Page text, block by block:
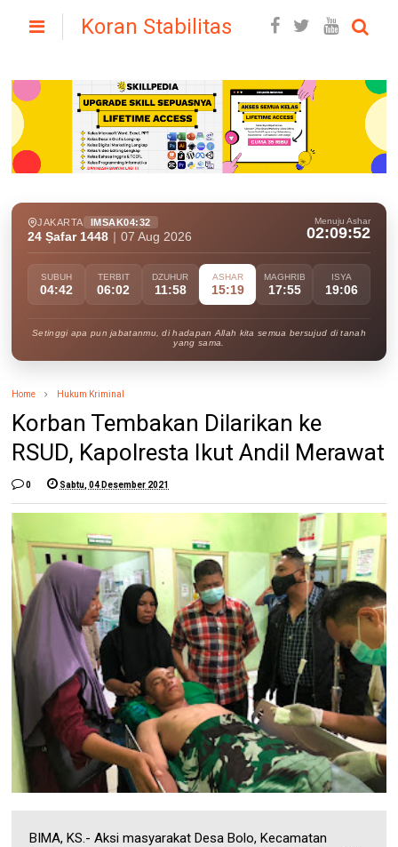
Koran Stabilitas
JAKARTA IMSAK04:32
24 Ṣafar 1448 07 Aug 2026
Menuju Ashar
02:09:50
SUBUH
04:42
TERBIT
06:02
DZUHUR
11:58
ASHAR
15:19
MAGHRIB
17:55
ISYA
19:06
Setinggi apa pun jabatanmu, di hadapan Allah kita semua bersujud di tanah
yang sama.
Home Hukum Kriminal
Korban Tembakan Dilarikan ke
RSUD, Kapolresta Ikut Andil Merawat
0 Sabtu, 04 Desember 2021
BIMA, KS.- Aksi masyarakat Desa Bolo, Kecamatan